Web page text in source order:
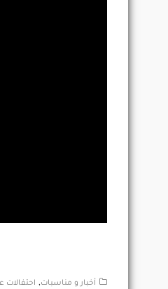
أخبار و مناسبات, احتفالات